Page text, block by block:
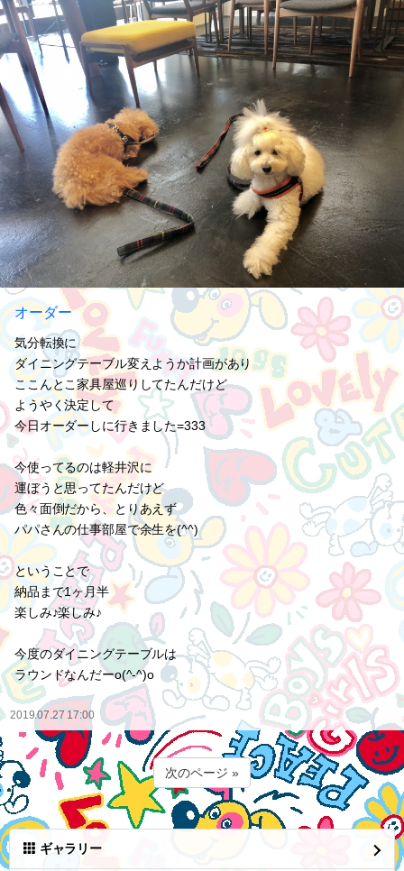
オーダー
気分転換に
ダイニングテーブル変えようか計画があり
ここんとこ家具屋巡りしてたんだけど
ようやく決定して
今日オーダーしに行きました=333
今使ってるのは軽井沢に
運ぼうと思ってたんだけど
色々面倒だから、とりあえず
パパさんの仕事部屋で余生を(^^)
ということで
納品まで1ヶ月半
楽しみ♪楽しみ♪
今度のダイニングテーブルは
ラウンドなんだーo(^-^)o
2019.07.27 17:00
次のページ »
ギャラリー